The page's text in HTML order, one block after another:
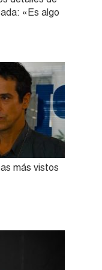
«Es algo
más vistos